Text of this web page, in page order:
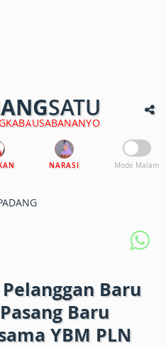
SATU
NARASI Mode Malam
Baru
Baru
YBM PLN